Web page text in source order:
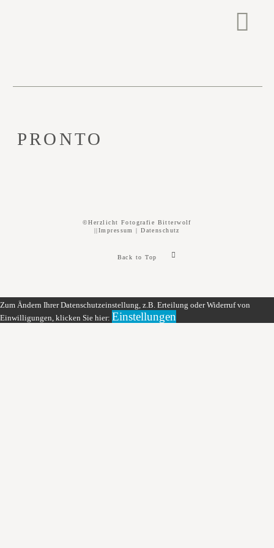
PRONTO
©Herzlicht Fotografie Bitterwolf
||Impressum |Datenschutz
Back to Top
Zum Ändern Ihrer Datenschutzeinstellung, z.B. Erteilung oder Widerruf von
Einwilligungen, klicken Sie hier: Einstellungen